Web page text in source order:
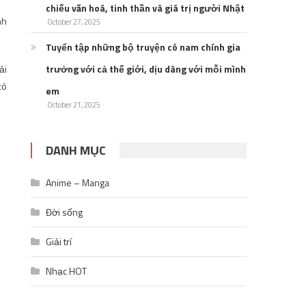
chiếu văn hoá, tinh thần và giá trị người Nhật
October 27, 2025
Tuyển tập những bộ truyện có nam chính gia
trưởng với cả thế giới, dịu dàng với mỗi mình
em
October 21, 2025
DANH MỤC
Anime – Manga
Đời sống
Giải trí
Nhạc HOT